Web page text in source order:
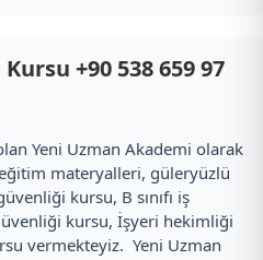
+90 538 659 97
Yeni Uzman Akademi olarak
materyalleri, güleryüzlü
kursu, B sınıfı iş
kursu, İşyeri hekimliği
vermekteyiz. Yeni Uzman